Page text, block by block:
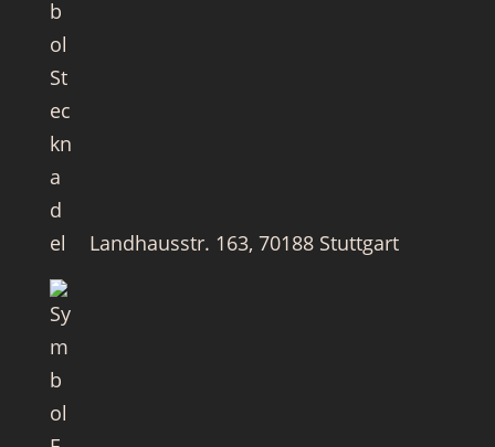
Landhausstr. 163, 70188 Stuttgart